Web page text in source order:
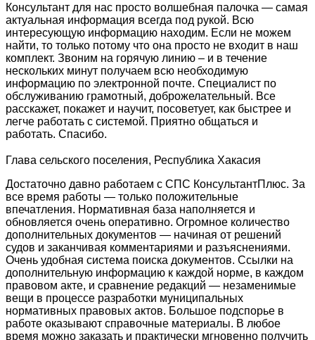
Консультант для нас просто волшебная палочка — самая
актуальная информация всегда под рукой. Всю
интересующую информацию находим. Если не можем
найти, то только потому что она просто не входит в наш
комплект. Звоним на горячую линию – и в течение
нескольких минут получаем всю необходимую
информацию по электронной почте. Специалист по
обслуживанию грамотный, доброжелательный. Все
расскажет, покажет и научит, посоветует, как быстрее и
легче работать с системой. Приятно общаться и
работать. Спасибо.
Глава сельского поселения, Республика Хакасия
Достаточно давно работаем с СПС КонсультантПлюс. За
все время работы — только положительные
впечатления. Нормативная база наполняется и
обновляется очень оперативно. Огромное количество
дополнительных документов — начиная от решений
судов и заканчивая комментариями и разъяснениями.
Очень удобная система поиска документов. Ссылки на
дополнительную информацию к каждой норме, в каждом
правовом акте, и сравнение редакций — незаменимые
вещи в процессе разработки муниципальных
нормативных правовых актов. Большое подспорье в
работе оказывают справочные материалы. В любое
время можно заказать и практически мгновенно получить